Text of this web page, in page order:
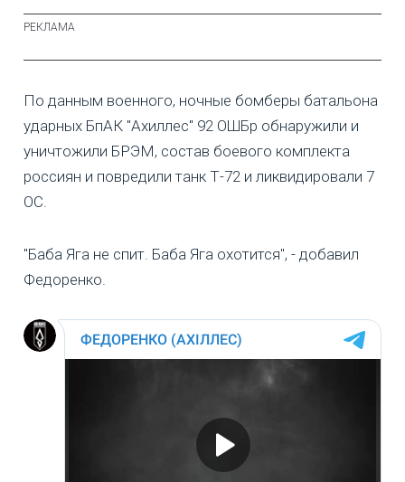
По данным военного, ночные бомберы батальона
ударных БпАК "Ахиллес" 92 ОШБр обнаружили и
уничтожили БРЭМ, состав боевого комплекта
россиян и повредили танк Т-72 и ликвидировали 7
ОС.
"Баба Яга не спит. Баба Яга охотится", - добавил
Федоренко.